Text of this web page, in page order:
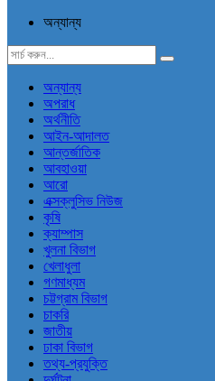
অন্যান্য
অন্যান্য
অপরাধ
অর্থনীতি
আইন-আদালত
আন্তর্জাতিক
আবহাওয়া
আরো
এক্সক্লুসিভ নিউজ
কৃষি
ক্যাম্পাস
খুলনা বিভাগ
খেলাধুলা
গণমাধ্যম
চট্টগ্রাম বিভাগ
চাকরি
জাতীয়
ঢাকা বিভাগ
তথ্য-প্রযুক্তি